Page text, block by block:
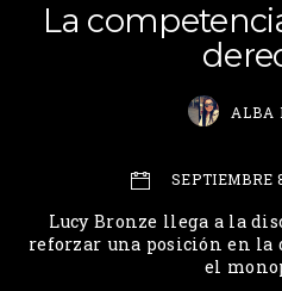
La
ALBA
SEPTIEMBRE
Lucy Bronze llega a la
reforzar una posición en la
el